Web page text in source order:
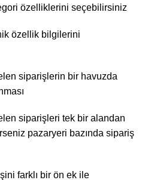
özelliklerini seçebilirsiniz
özellik bilgilerini
siparişlerin bir havuzda
siparişleri tek bir alandan
pazaryeri bazında sipariş
farklı bir ön ek ile